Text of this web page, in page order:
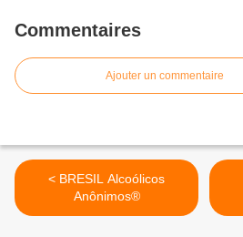
Commentaires
Ajouter un commentaire
< BRESIL Alcoólicos
Anônimos®